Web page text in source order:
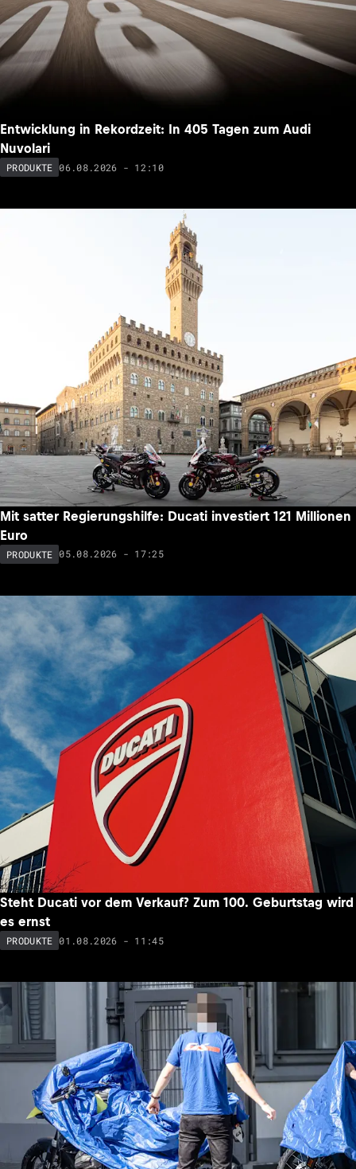
Entwicklung in Rekordzeit: In 405 Tagen zum Audi
Nuvolari
PRODUKTE 06.08.2026 - 12:10
Mit satter Regierungshilfe: Ducati investiert 121 Millionen
Euro
PRODUKTE 05.08.2026 - 17:25
Steht Ducati vor dem Verkauf? Zum 100. Geburtstag wird
es ernst
PRODUKTE 01.08.2026 - 11:45